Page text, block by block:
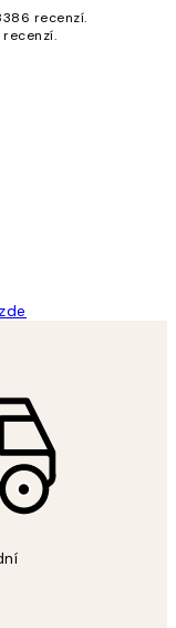
recenzí.